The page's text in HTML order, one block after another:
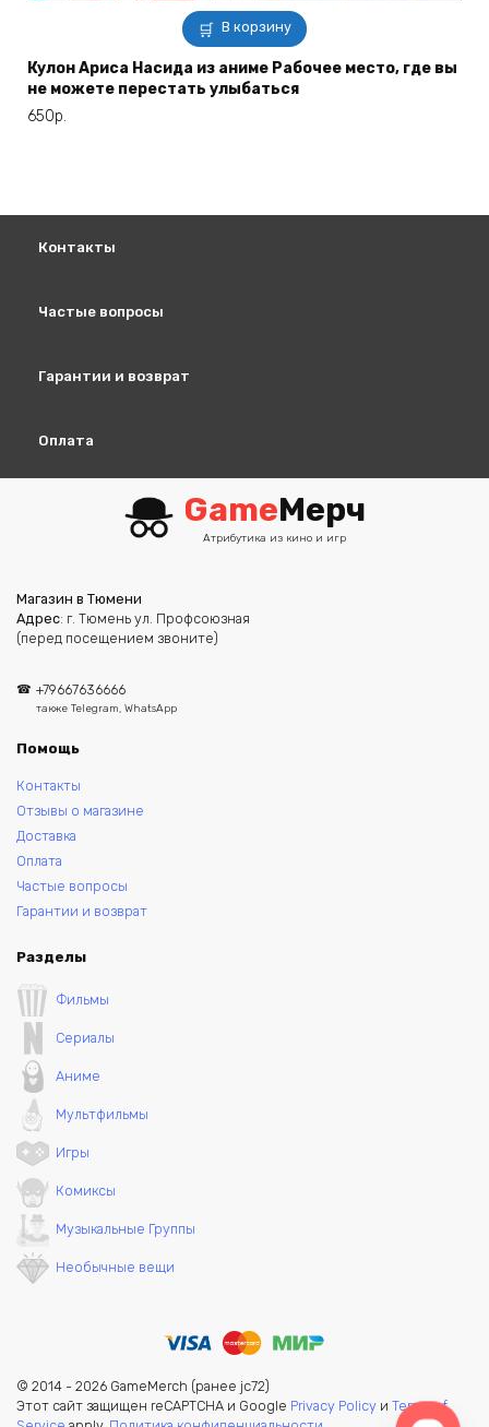
В корзину
Кулон Ариса Насида из аниме Рабочее место, где вы
не можете перестать улыбаться
650р.
Контакты
Частые вопросы
Гарантии и возврат
Оплата
GameМерч
Атрибутика из кино и игр
Магазин в Тюмени
Адрес: г. Тюмень ул. Профсоюзная
(перед посещением звоните)
+79667636666
также Telegram, WhatsApp
Помощь
Контакты
Отзывы о магазине
Доставка
Оплата
Частые вопросы
Гарантии и возврат
Разделы
Фильмы
Сериалы
Аниме
Мультфильмы
Игры
Комиксы
Музыкальные Группы
Необычные вещи
© 2014 - 2026 GameMerch (ранее jc72)
Этот сайт защищен reCAPTCHA и Google Privacy Policy и Terms of